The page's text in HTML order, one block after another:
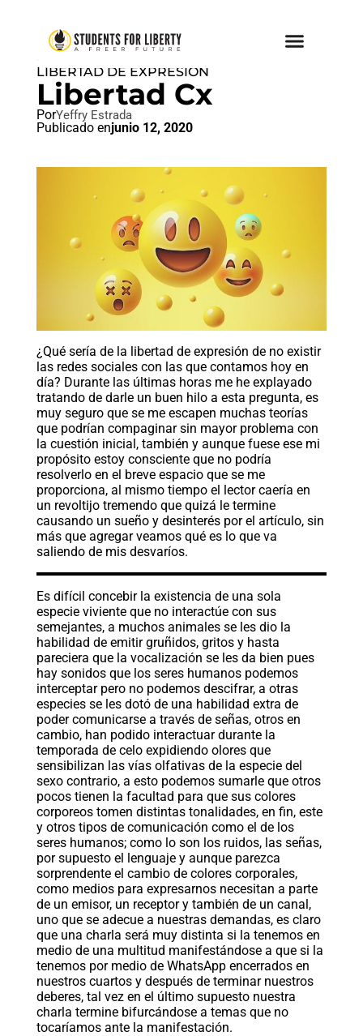
LIBERTAD DE EXPRESIÓN
LIBERTAD DE EXPRESION
Libertad Cx
PorYeffry Estrada
Publicado enjunio 12, 2020
¿Qué sería de la libertad de expresión de no existir
las redes sociales con las que contamos hoy en
día? Durante las últimas horas me he explayado
tratando de darle un buen hilo a esta pregunta, es
muy seguro que se me escapen muchas teorías
que podrían compaginar sin mayor problema con
la cuestión inicial, también y aunque fuese ese mi
propósito estoy consciente que no podría
resolverlo en el breve espacio que se me
proporciona, al mismo tiempo el lector caería en
un revoltijo tremendo que quizá le termine
causando un sueño y desinterés por el artículo, sin
más que agregar veamos qué es lo que va
saliendo de mis desvaríos.
Es difícil concebir la existencia de una sola
especie viviente que no interactúe con sus
semejantes, a muchos animales se les dio la
habilidad de emitir gruñidos, gritos y hasta
pareciera que la vocalización se les da bien pues
hay sonidos que los seres humanos podemos
interceptar pero no podemos descifrar, a otras
especies se les dotó de una habilidad extra de
poder comunicarse a través de señas, otros en
cambio, han podido interactuar durante la
temporada de celo expidiendo olores que
sensibilizan las vías olfativas de la especie del
sexo contrario, a esto podemos sumarle que otros
pocos tienen la facultad para que sus colores
corporeos tomen distintas tonalidades, en fin, este
y otros tipos de comunicación como el de los
seres humanos; como lo son los ruidos, las señas,
por supuesto el lenguaje y aunque parezca
sorprendente el cambio de colores corporales,
como medios para expresarnos necesitan a parte
de un emisor, un receptor y también de un canal,
uno que se adecue a nuestras demandas, es claro
que una charla será muy distinta si la tenemos en
medio de una multitud manifestándose a que si la
tenemos por medio de WhatsApp encerrados en
nuestros cuartos y después de terminar nuestros
deberes, tal vez en el último supuesto nuestra
charla termine bifurcándose a temas que no
tocaríamos ante la manifestación.